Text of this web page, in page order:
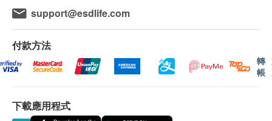
服用量及方法
成人：每天1-2次，每次2-3粒
兒童：每天1-2次，每次1粒
情況嚴重人士，每天2次，每次3粒
入食物或飲品中食用。
送貨日期及地址而引起之全數費用。
不排除運送時間會因節日而有所影響。當八號烈風
訊號懸掛或黑色暴雨警告生效時，送貨服務時間將
會延遲。
單上的貨品，健康網購health.ESDlife有權拒絕接
support@esdlife.com
付款方法
轉
帳
下載應用程式